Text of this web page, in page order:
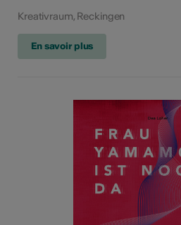
Kreativraum, Reckingen
En savoir plus